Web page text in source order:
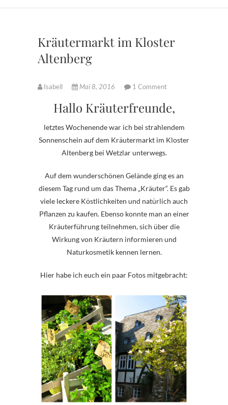
Kräutermarkt im Kloster
Altenberg
Isabell Mai 8, 2016 1 Comment
Hallo Kräuterfreunde,
letztes Wochenende war ich bei strahlendem
Sonnenschein auf dem Kräutermarkt im Kloster
Altenberg bei Wetzlar unterwegs.
Auf dem wunderschönen Gelände ging es an
diesem Tag rund um das Thema „Kräuter“. Es gab
viele leckere Köstlichkeiten und natürlich auch
Pflanzen zu kaufen. Ebenso konnte man an einer
Kräuterführung teilnehmen, sich über die
Wirkung von Kräutern informieren und
Naturkosmetik kennen lernen.
Hier habe ich euch ein paar Fotos mitgebracht: